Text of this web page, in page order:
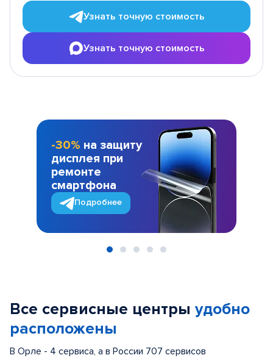
Узнать точную стоимость
Узнать точную стоимость
-30% на защиту
дисплея при
ремонте
смартфона
Подробнее
Все сервисные центры удобно
расположены
В Орле - 4 сервиса, а в России 707 сервисов